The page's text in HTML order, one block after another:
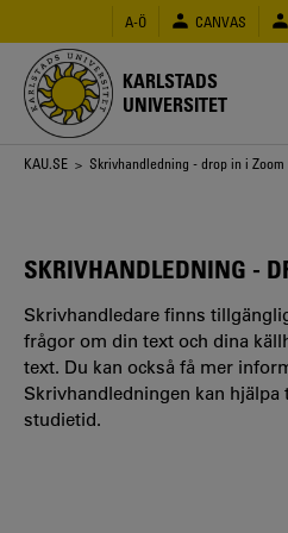
huvudinnehåll
A-Ö CANVAS
KARLSTADS
UNIVERSITET
Länkstig
KAU.SE > Skrivhandledning - drop in i Zoom
SKRIVHANDLEDNING -
Skrivhandledare finns
frågor om din text och dina
text. Du kan också få mer
Skrivhandledningen kan
studietid.